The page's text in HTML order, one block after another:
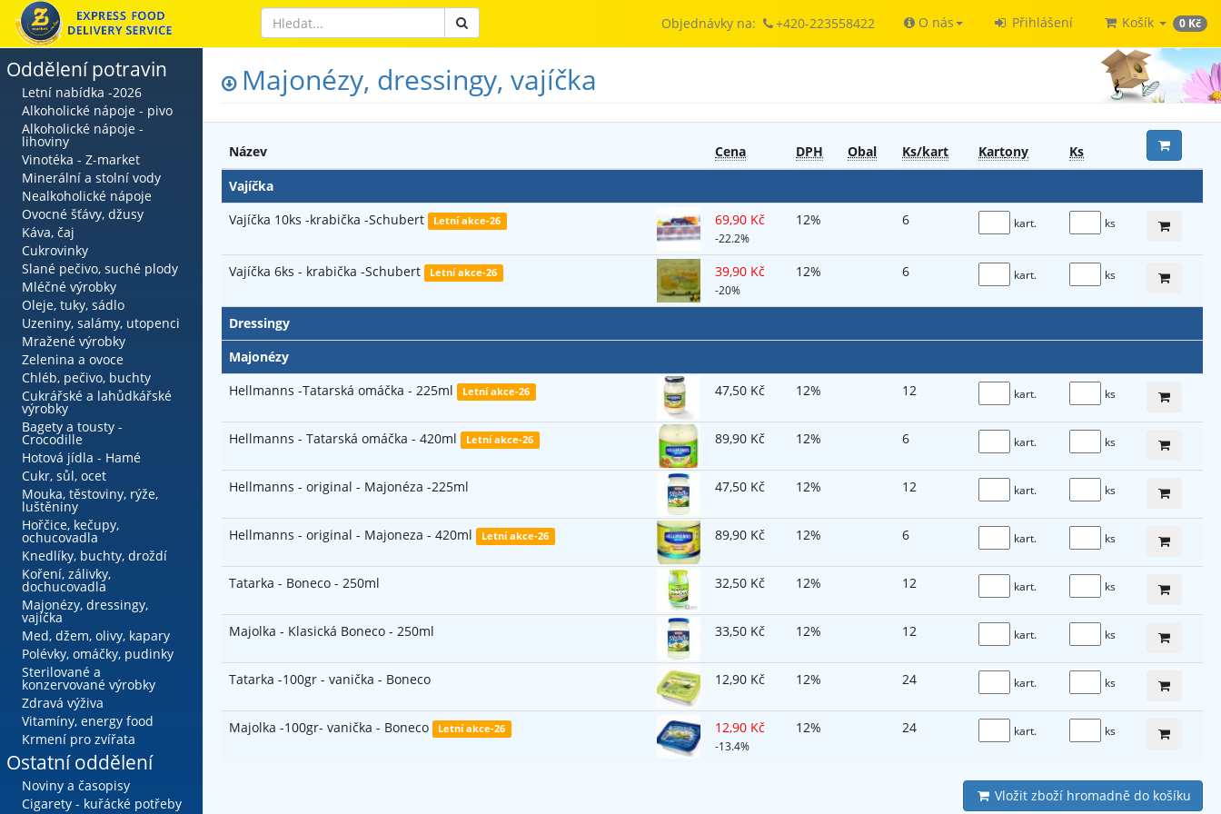
Objednávky na: +420-223558422 O nás Přihlášení Košík 0 Kč
Oddělení potravin
Letní nabídka -2026
Alkoholické nápoje - pivo
Alkoholické nápoje -
lihoviny
Vinotéka - Z-market
Minerální a stolní vody
Nealkoholické nápoje
Ovocné šťávy, džusy
Káva, čaj
Cukrovinky
Slané pečivo, suché plody
Mléčné výrobky
Oleje, tuky, sádlo
Uzeniny, salámy, utopenci
Mražené výrobky
Zelenina a ovoce
Chléb, pečivo, buchty
Cukrářské a lahůdkářské
výrobky
Bagety a tousty -
Crocodille
Hotová jídla - Hamé
Cukr, sůl, ocet
Mouka, těstoviny, rýže,
luštěniny
Hořčice, kečupy,
ochucovadla
Knedlíky, buchty, droždí
Koření, zálivky,
dochucovadla
Majonézy, dressingy,
vajíčka
Med, džem, olivy, kapary
Polévky, omáčky, pudinky
Sterilované a
konzervované výrobky
Zdravá výživa
Vitamíny, energy food
Krmení pro zvířata
Ostatní oddělení
Noviny a časopisy
Cigarety - kuřácké potřeby
Majonézy, dressingy, vajíčka
Název Cena DPH Obal Ks/kart Kartony
Ks
Vajíčka
Vajíčka 10ks -krabička -Schubert
Letní akce-26 69,90 Kč
-22.2%
12% 6 kart. ks
Vajíčka 6ks - krabička -Schubert Letní akce-26 39,90 Kč
-20%
12% 6 kart. ks
Dressingy
Majonézy
Hellmanns -Tatarská omáčka - 225ml
Letní akce-26 47,50 Kč 12% 12 kart. ks
Hellmanns - Tatarská omáčka - 420ml Letní akce-26 89,90 Kč 12% 6 kart. ks
Hellmanns - original - Majonéza -225ml 47,50 Kč 12% 12 kart. ks
Hellmanns - original - Majoneza - 420ml Letní akce-26 89,90 Kč 12% 6 kart. ks
Tatarka - Boneco - 250ml 32,50 Kč 12% 12 kart. ks
Majolka - Klasická Boneco - 250ml 33,50 Kč 12% 12 kart. ks
Tatarka -100gr - vanička - Boneco 12,90 Kč 12% 24 kart. ks
Majolka -100gr- vanička - Boneco Letní akce-26 12,90 Kč
-13.4%
12% 24 kart. ks
Vložit zboží hromadně do košíku